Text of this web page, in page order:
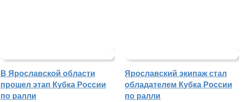
В Ярославской области
прошел этап Кубка России
по ралли
Ярославский экипаж стал
обладателем Кубка России
по ралли